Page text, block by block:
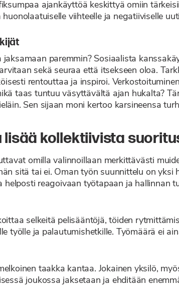
ajankäyttöä keskittyä omiin
viihteelle ja negatiiviselle
paremmin? Sosiaalista
sekä seuraa että itsekseen oloa.
rentouttaa ja inspiroi.
taas tuntuu väsyttävältä ajan hukalta?
Sen sijaan moni kertoo karsineensa
lisää kollektiivista
omilla valinnoillaan merkittävästi
sitä tai ei. Oman työn suunnittelu on
helposti reagoivaan työtapaan ja hallinnan
selkeitä pelisääntöjä, töiden
työlle ja palautumishetkille. Työmäärä ei
taakka kantaa. Jokainen yksilö,
joukossa jaksetaan ja ehditään